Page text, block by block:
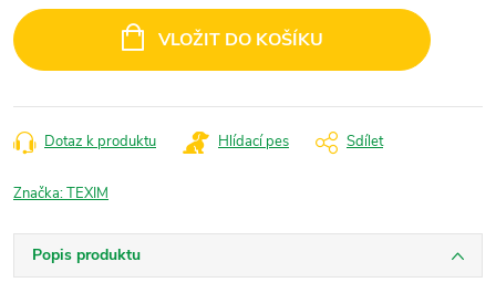
cena:
VLOŽIT DO KOŠÍKU
Dotaz k produktu Hlídací pes Sdílet
Značka:TEXIM
Popis produktu